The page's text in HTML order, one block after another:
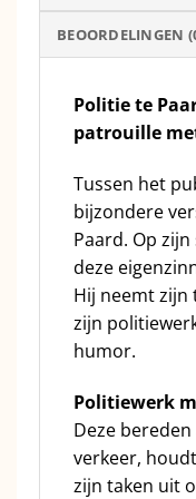
BEOORDELINGEN
Politie te
patrouille
Tussen het
bijzondere
Paard. Op
deze
Hij neemt zijn
zijn
humor.
Politiewerk
Deze
verkeer,
zijn taken uit